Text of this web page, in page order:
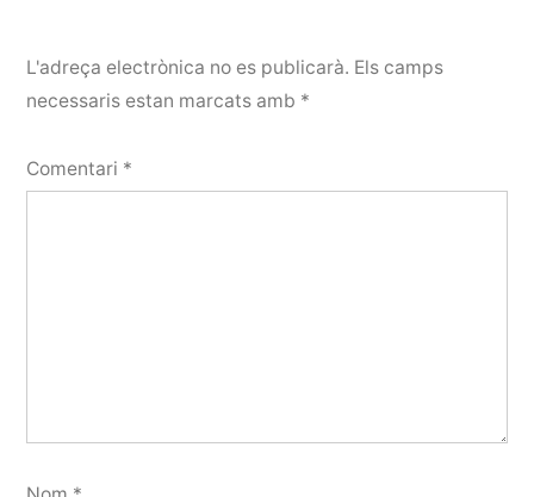
L'adreça electrònica no es publicarà. Els camps
necessaris estan marcats amb *
Comentari *